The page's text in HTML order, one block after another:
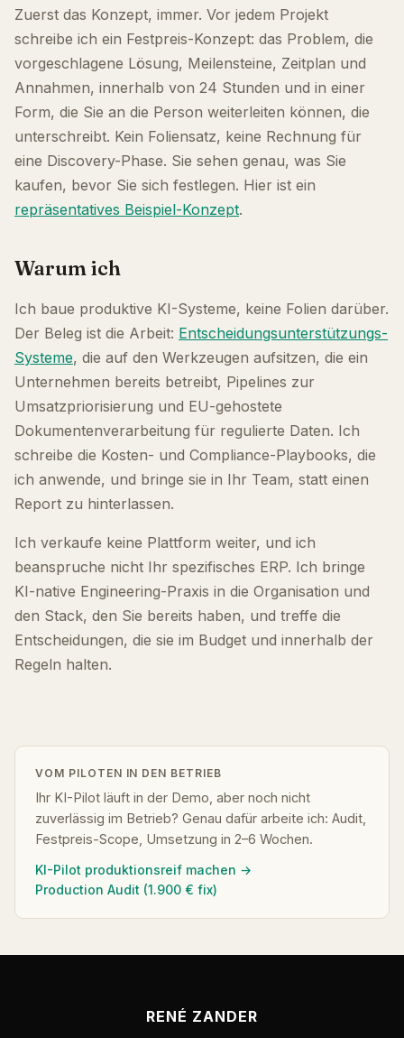
Zuerst das Konzept, immer. Vor jedem Projekt
schreibe ich ein Festpreis-Konzept: das Problem, die
vorgeschlagene Lösung, Meilensteine, Zeitplan und
Annahmen, innerhalb von 24 Stunden und in einer
Form, die Sie an die Person weiterleiten können, die
unterschreibt. Kein Foliensatz, keine Rechnung für
eine Discovery-Phase. Sie sehen genau, was Sie
kaufen, bevor Sie sich festlegen. Hier ist ein
repräsentatives Beispiel-Konzept.
Warum ich
Ich baue produktive KI-Systeme, keine Folien darüber.
Der Beleg ist die Arbeit: Entscheidungsunterstützungs-
Systeme, die auf den Werkzeugen aufsitzen, die ein
Unternehmen bereits betreibt, Pipelines zur
Umsatzpriorisierung und EU-gehostete
Dokumentenverarbeitung für regulierte Daten. Ich
schreibe die Kosten- und Compliance-Playbooks, die
ich anwende, und bringe sie in Ihr Team, statt einen
Report zu hinterlassen.
Ich verkaufe keine Plattform weiter, und ich
beanspruche nicht Ihr spezifisches ERP. Ich bringe
KI-native Engineering-Praxis in die Organisation und
den Stack, den Sie bereits haben, und treffe die
Entscheidungen, die sie im Budget und innerhalb der
Regeln halten.
VOM PILOTEN IN DEN BETRIEB
Ihr KI-Pilot läuft in der Demo, aber noch nicht
zuverlässig im Betrieb? Genau dafür arbeite ich: Audit,
Festpreis-Scope, Umsetzung in 2–6 Wochen.
KI-Pilot produktionsreif machen →
Production Audit (1.900 € fix)
RENÉ ZANDER